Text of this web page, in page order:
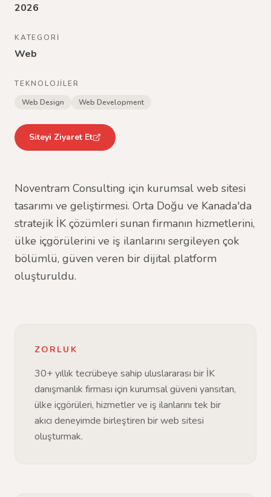
2026
KATEGORI
Web
TEKNOLOJILER
Web Design
Web Development
Siteyi Ziyaret Et
Noventram Consulting için kurumsal web sitesi
tasarımı ve geliştirmesi. Orta Doğu ve Kanada'da
stratejik İK çözümleri sunan firmanın hizmetlerini,
ülke içgörülerini ve iş ilanlarını sergileyen çok
bölümlü, güven veren bir dijital platform
oluşturuldu.
ZORLUK
30+ yıllık tecrübeye sahip uluslararası bir İK
danışmanlık firması için kurumsal güveni yansıtan,
ülke içgörüleri, hizmetler ve iş ilanlarını tek bir
akıcı deneyimde birleştiren bir web sitesi
oluşturmak.